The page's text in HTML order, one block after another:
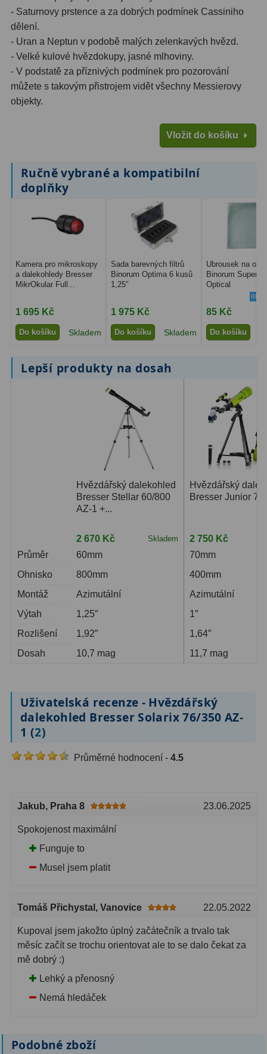
Ostatní
Literatura
Lupy69
Dárkové poukazy
Bazar11
- Saturnovy prstence a za dobrých podmínek Cassiniho
dělení.
- Uran a Neptun v podobě malých zelenkavých hvězd.
- Velké kulové hvězdokupy, jasné mlhoviny.
- V podstatě za příznivých podmínek pro pozorování
můžete s takovým přistrojem vidět všechny Messierovy
objekty.
Vložit do košíku
Ručně vybrané a kompatibilní
doplňky
Kamera pro mikroskopy
a dalekohledy Bresser
MikrOkular Full...
1 695 Kč
Do košíku Skladem
Sada barevných filtrů
Binorum Optima 6 kusů
1,25″
1 975 Kč
Do košíku Skladem
Ubrousek na
Binorum
Optical
85 Kč
Do košíku
Lepší produkty na dosah
Průměr
Ohnisko
Montáž
Výtah
Rozlišení
Dosah
Hvězdářský dalekohled
Bresser Stellar 60/800
AZ-1 +...
2 670 Kč Skladem
60mm
800mm
Azimutální
1,25″
1,92″
10,7 mag
Hvězdářský
Bresser Junior
2 750 Kč
70mm
400mm
Azimutální
1″
1,64″
11,7 mag
Uživatelská recenze - Hvězdářský
dalekohled Bresser Solarix 76/350 AZ-
1 (2)
Průměrné hodnocení - 4.5
Jakub, Praha 8 23.06.2025
Spokojenost maximální
Funguje to
Musel jsem platit
Tomáš Přichystal , Vanovice 22.05.2022
Kupoval jsem jakožto úplný začátečník a trvalo tak
měsíc začít se trochu orientovat ale to se dalo čekat za
mě dobrý :)
Lehký a přenosný
Nemá hledáček
Podobné zboží